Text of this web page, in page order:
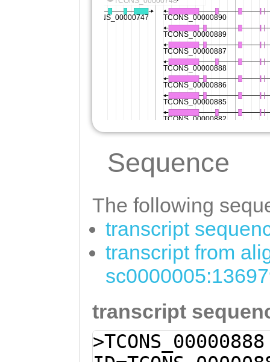
Sequence
The following
transcript
transcript from
transcript
>TCONS_00000888